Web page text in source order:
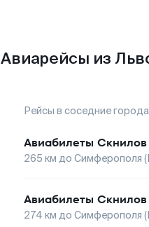
Авиарейсы из
Рейсы в соседние города
Авиабилеты Скнилов
265 км до Симферополя
Авиабилеты Скнилов
274 км до Симферополя